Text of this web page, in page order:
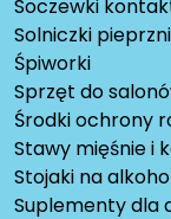
Soczewki
Solniczki
Śpiworki
Sprzęt do
Środki ochrony
Stawy mięśnie i
Stojaki na
Suplementy dla